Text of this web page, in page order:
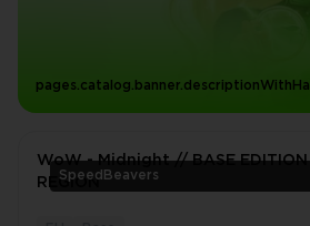
SpeedBeavers
WoW - Midnight // BASE
REGION